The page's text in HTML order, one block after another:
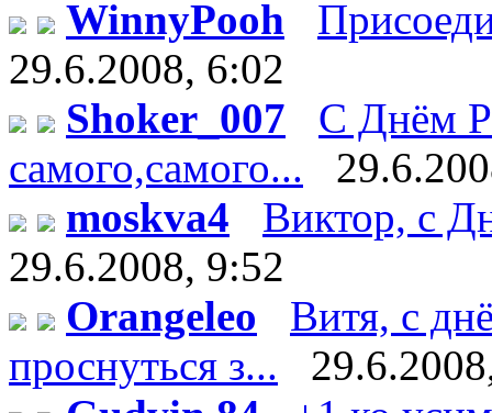
WinnyPooh
29.6.2008, 6:02
Shoker_007
С Днём
самого,самого...
moskva4
Виктор, с
29.6.2008, 9:52
Orangeleo
Витя, с
проснуться з...